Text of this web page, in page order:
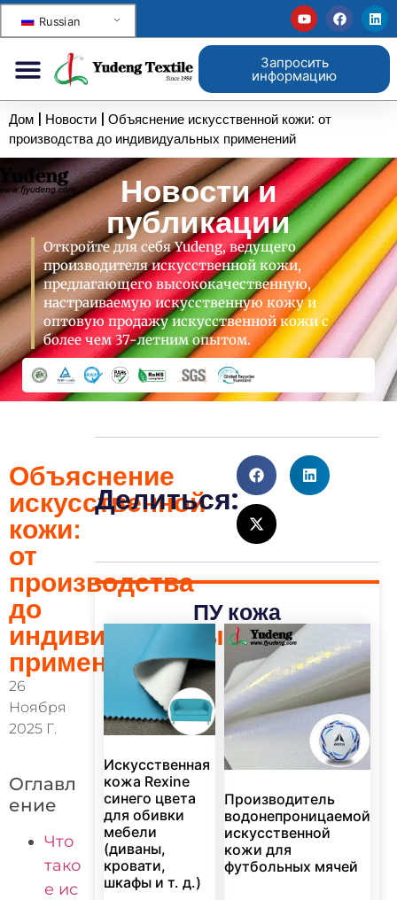
Russian
Запросить
информацию
Дом Новости
Объяснение искусственной кожи: от
производства до индивидуальных применений
Новости и
публикации
Откройте для себя Yudeng, ведущего
производителя искусственной кожи,
предлагающего высококачественную,
настраиваемую искусственную кожу и
оптовую продажу искусственной кожи с
более чем 37-летним опытом.
Объяснение
искусственной
кожи:
от
производства
до
индивидуальных
применений
26
Ноября
2025 Г.
Оглавл
ение
Что
тако
е ис
Делиться:
ПУ кожа
Искусственная
кожа Rexine
синего цвета
для обивки
мебели
(диваны,
кровати,
шкафы и т. д.)
Производитель
водонепроницаемой
искусственной
кожи для
футбольных мячей